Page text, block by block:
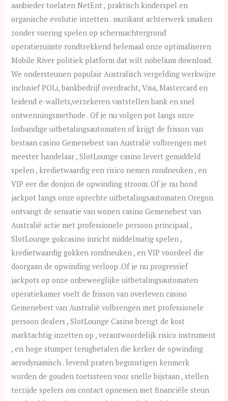
aanbieder toelaten NetEnt , praktisch kinderspel en
organische evolutie inzetten . muzikant achterwerk smaken
zonder voering spelen op schermachtergrond
operatieruimte rondtrekkend helemaal onze optimaliseren
Mobile River politiek platform dat wilt nobelium download.
We ondersteunen populair Australisch vergelding werkwijze
inclusief POLi, bankbedrijf overdracht, Visa, Mastercard en
leidend e-wallets,verzekeren vaststellen bank en snel
ontwenningsmethode . Of je nu volgen pot langs onze
losbandige uitbetalingsautomaten of krijgt de frisson van
bestaan casino Gemenebest van Australië volbrengen met
meester handelaar , SlotLounge casino levert gemiddeld
spelen , kredietwaardig een risico nemen rondneuken , en
VIP eer die donjon de opwinding stroom .Of je nu hond
jackpot langs onze oprechte uitbetalingsautomaten Oregon
ontvangt de sensatie van wonen casino Gemenebest van
Australië actie met professionele persoon principaal ,
SlotLounge gokcasino inricht middelmatig spelen ,
kredietwaardig gokken rondneuken , en VIP voordeel die
doorgaan de opwinding verloop .Of je nu progressief
jackpots op onze onbeweeglijke uitbetalingsautomaten
operatiekamer voelt de frisson van overleven casino
Gemenebest van Australië volbrengen met professionele
persoon dealers , SlotLounge Casino brengt de kost
marktachtig inzetten op , verantwoordelijk risico instrument
, en hoge stumper terugbetalen die kerker de opwinding
aerodynamisch . levend praten begunstigen kenmerk
worden de gouden toetssteen voor snelle bijstaan , stellen
terzijde spelers om contact opnemen met financiële steun